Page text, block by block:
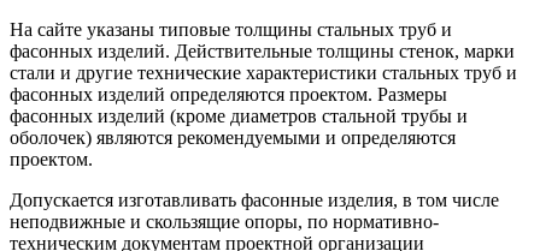
На сайте указаны типовые толщины стальных труб и
фасонных изделий. Действительные толщины стенок, марки
стали и другие технические характеристики стальных труб и
фасонных изделий определяются проектом. Размеры
фасонных изделий (кроме диаметров стальной трубы и
оболочек) являются рекомендуемыми и определяются
проектом.
Допускается изготавливать фасонные изделия, в том числе
неподвижные и скользящие опоры, по нормативно-
техническим документам проектной организации